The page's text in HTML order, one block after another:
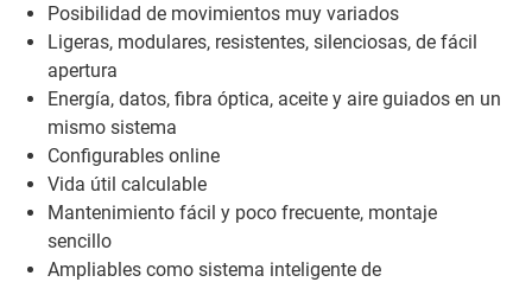
Posibilidad de movimientos muy variados
Ligeras, modulares, resistentes, silenciosas, de fácil
apertura
Energía, datos, fibra óptica, aceite y aire guiados en un
mismo sistema
Configurables online
Vida útil calculable
Mantenimiento fácil y poco frecuente, montaje
sencillo
Ampliables como sistema inteligente de